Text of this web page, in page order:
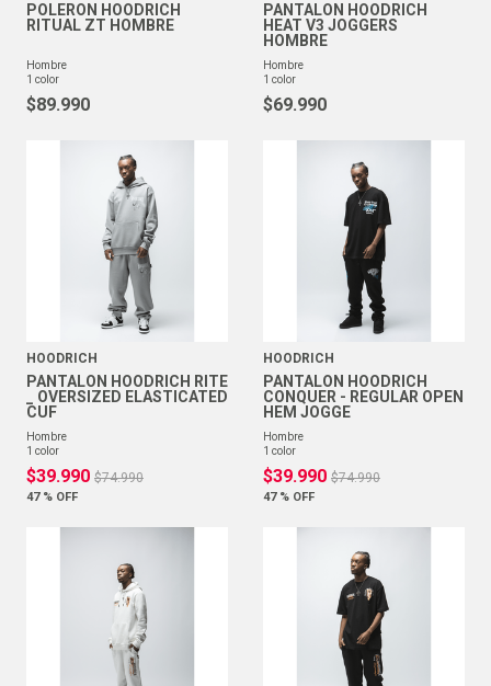
POLERON HOODRICH
RITUAL ZT HOMBRE
hombre
1 color
$89.990
PANTALON HOODRICH
HEAT V3 JOGGERS
HOMBRE
hombre
1 color
$69.990
HOODRICH
PANTALON HOODRICH RITE
_ OVERSIZED ELASTICATED
CUF
hombre
1 color
$39.990 $74.990
47 % OFF
HOODRICH
PANTALON HOODRICH
CONQUER - REGULAR OPEN
HEM JOGGE
hombre
1 color
$39.990 $74.990
47 % OFF